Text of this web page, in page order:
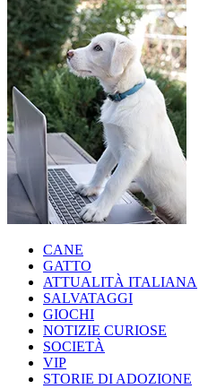
CANE
GATTO
ATTUALITÀ ITALIANA
SALVATAGGI
GIOCHI
NOTIZIE CURIOSE
SOCIETÀ
VIP
STORIE DI ADOZIONE